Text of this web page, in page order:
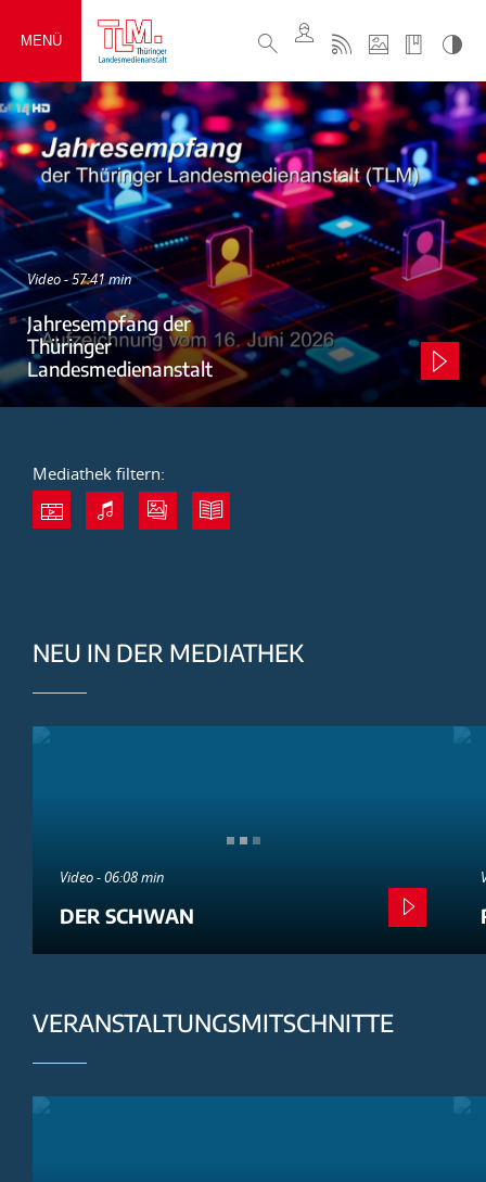
MENÜ
Video - 57:41 min
Jahresempfang der
Thüringer
Landesmedienanstalt
Mediathek filtern:
NEU IN DER MEDIATHEK
Video - 06:08 min
DER SCHWAN
VERANSTALTUNGSMITSCHNITTE